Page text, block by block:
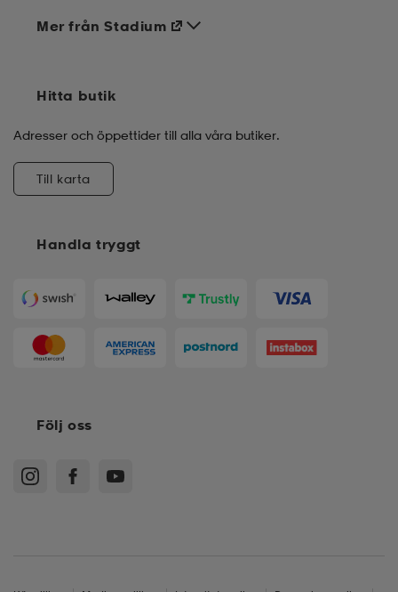
Handla tryggt
Mer från Stadium
Hitta butik
Adresser och öppettider till alla våra butiker.
Till karta
Följ oss